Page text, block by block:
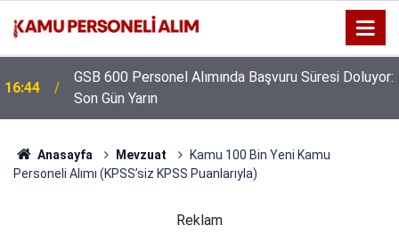
16:44
GSB 600 Personel Alımında Başvuru Süresi Doluyor:
Son Gün Yarın
Anasayfa Mevzuat
Kamu 100 Bin Yeni Kamu
Personeli Alımı (KPSS’siz KPSS Puanlarıyla)
Reklam